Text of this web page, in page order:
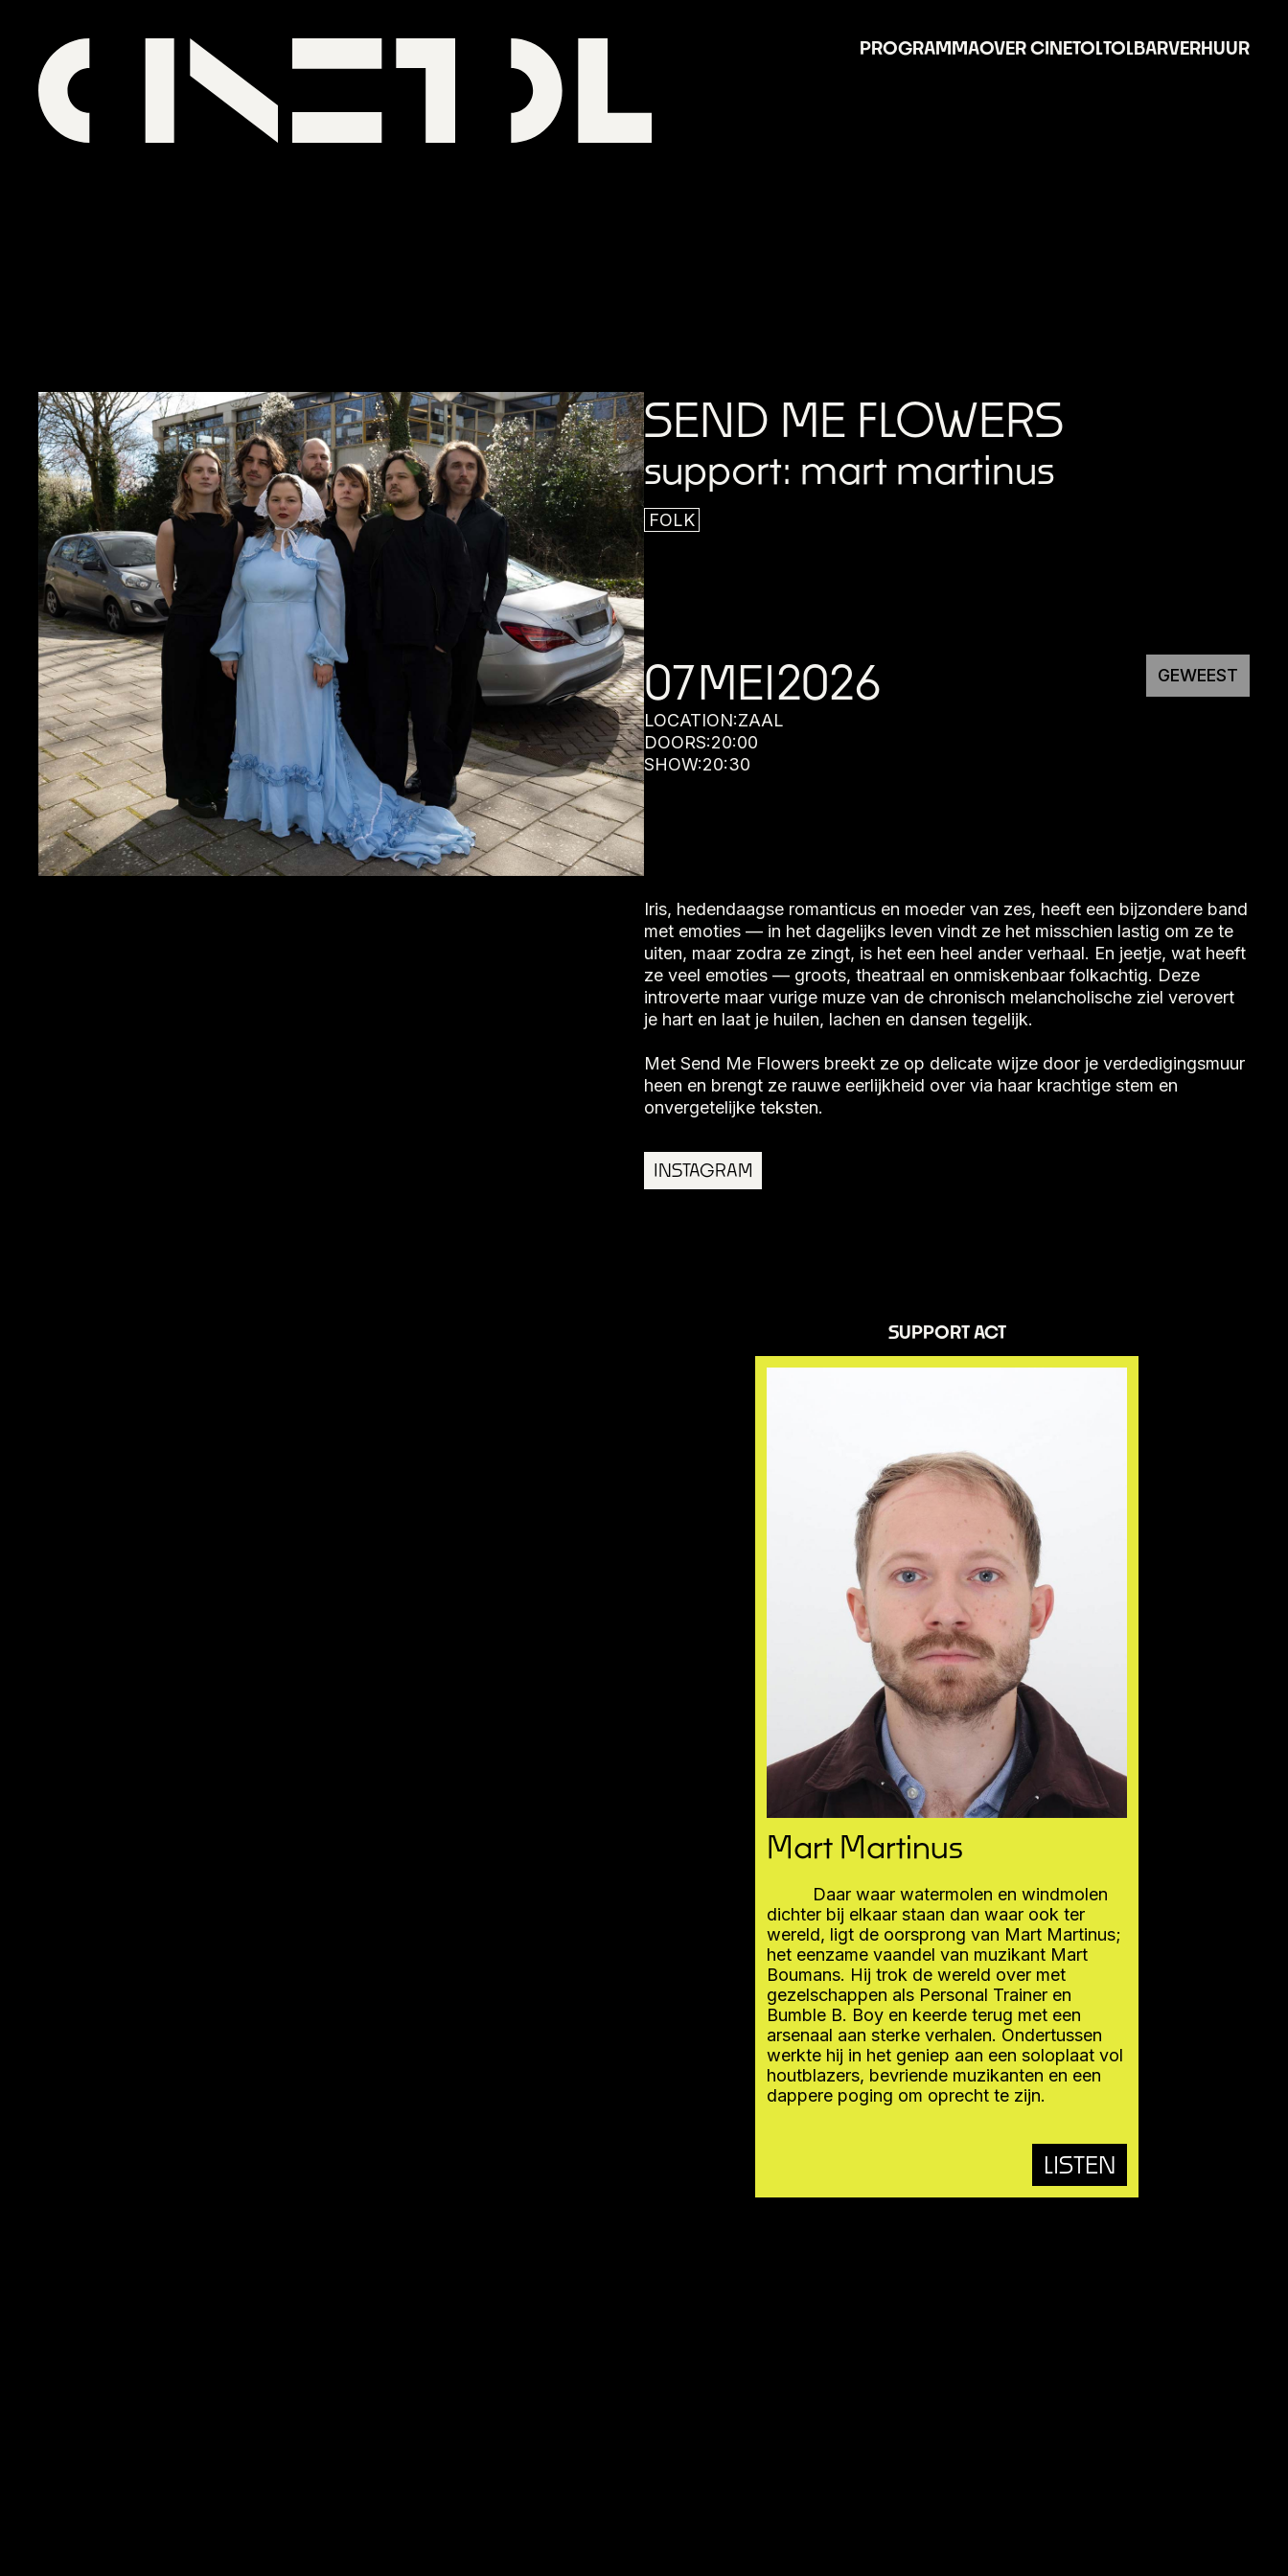
PROGRAMMAOVER CINETOLTOLBARVERHUUR
SEND ME FLOWERS
support: mart martinus
FOLK
07MEI2026
LOCATION:ZAAL
DOORS:20:00
SHOW:20:30
GEWEEST
Iris, hedendaagse romanticus en moeder van zes, heeft een bijzondere band
met emoties — in het dagelijks leven vindt ze het misschien lastig om ze te
uiten, maar zodra ze zingt, is het een heel ander verhaal. En jeetje, wat heeft
ze veel emoties — groots, theatraal en onmiskenbaar folkachtig. Deze
introverte maar vurige muze van de chronisch melancholische ziel verovert
je hart en laat je huilen, lachen en dansen tegelijk.
Met Send Me Flowers breekt ze op delicate wijze door je verdedigingsmuur
heen en brengt ze rauwe eerlijkheid over via haar krachtige stem en
onvergetelijke teksten.
INSTAGRAM
SUPPORT ACT
Mart Martinus
Daar waar watermolen en windmolen
dichter bij elkaar staan dan waar ook ter
wereld, ligt de oorsprong van Mart Martinus;
het eenzame vaandel van muzikant Mart
Boumans. Hij trok de wereld over met
gezelschappen als Personal Trainer en
Bumble B. Boy en keerde terug met een
arsenaal aan sterke verhalen. Ondertussen
werkte hij in het geniep aan een soloplaat vol
houtblazers, bevriende muzikanten en een
dappere poging om oprecht te zijn.
LISTEN